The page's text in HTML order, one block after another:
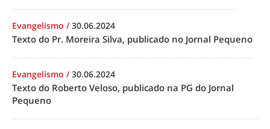
Evangelismo /30.06.2024
Texto do Pr. Moreira Silva, publicado no Jornal Pequeno
Evangelismo /30.06.2024
Texto do Roberto Veloso, publicado na PG do Jornal
Pequeno